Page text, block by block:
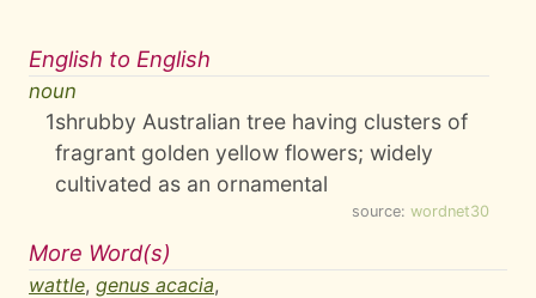
English to English
noun
1shrubby Australian tree having clusters of
fragrant golden yellow flowers; widely
cultivated as an ornamental
source: wordnet30
More Word(s)
wattle, genus acacia,